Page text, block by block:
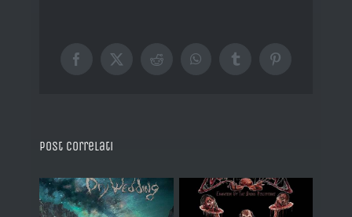
Facebook
X RedditWhatsAppTumblrPinterest
Post correlati